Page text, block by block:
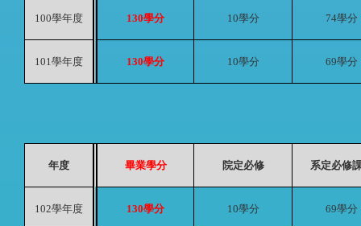
100學年度 130學分 10學分 74學分
101 學年度 130學分 10學分 69學分
年度 畢業學分 院定必修 系定必修
102學年度 130學分 10學分 69學分